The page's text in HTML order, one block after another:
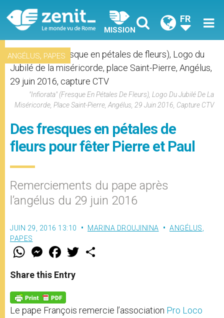
MISSION
FR
ANGÉLUS, PAPES
"Infiorata" (fresque En Pétales De Fleurs), Logo Du Jubilé De La
Miséricorde, Place Saint-Pierre, Angélus, 29 Juin 2016, Capture CTV
Des fresques en pétales de
fleurs pour fêter Pierre et Paul
Remerciements du pape après
l’angélus du 29 juin 2016
JUIN 29, 2016 13:10 MARINA DROUJININA ANGÉLUS
PAPES
W
t
s
p
p
M
e
s
e
g
e
r
F
a
e
b
o
k
w
Share this Entry
Le pape François remercie l’association Pro Loco